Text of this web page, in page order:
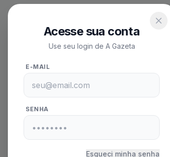
Acesse sua conta
Use seu login de A Gazeta
E-MAIL
SENHA
Esqueci minha senha